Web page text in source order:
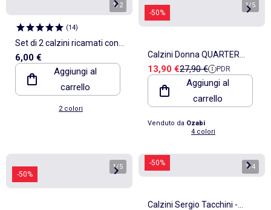
1/2
(14)
Set di 2 calzini ricamati con
bordo a volant
6,00 €
Aggiungi al
carrello
2 colori
-50%
1/5
Calzini Donna QUARTER
KAPPA - Confezione da 6
Prezzo di vendita
13,90 €Prezzo di riferimento
27,90 € PDR
Aggiungi al
carrello
Venduto da Ozabi
4 colori
-50%
1/5 -50% 1/4
Calzini Sergio Tacchini -